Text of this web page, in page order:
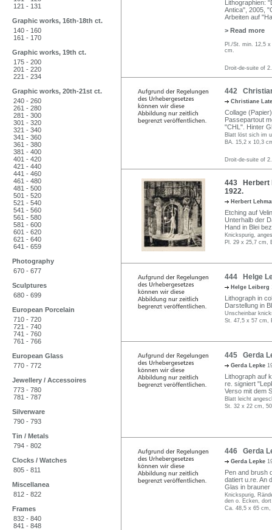
121 - 131
Graphic works, 16th-18th ct.
140 - 160
161 - 170
Graphic works, 19th ct.
175 - 200
201 - 220
221 - 234
Graphic works, 20th-21st ct.
240 - 260
261 - 280
281 - 300
301 - 320
321 - 340
341 - 360
361 - 380
381 - 400
401 - 420
421 - 440
441 - 460
461 - 480
481 - 500
501 - 520
521 - 540
541 - 560
561 - 580
581 - 600
601 - 620
621 - 640
641 - 659
Photography
670 - 677
Sculptures
680 - 699
European Porcelain
710 - 720
721 - 740
741 - 760
761 - 766
European Glass
770 - 772
Jewellery / Accessoires
773 - 780
781 - 787
Silverware
790 - 793
Tin / Metals
794 - 802
Clocks / Watches
805 - 811
Miscellanea
812 - 822
Frames
832 - 840
841 - 848
Lithographien:
Antica", 2005,
Arbeiten auf
> Read more
Pl./St. min. 12,5
cm.
Droit-de-suite of
442
Christiane
Collage
Passepartout
"CHL". Hinter
Blatt löst sich im
BA. 15,2 x 10,3
Droit-de-suite of
443 Herbert
1922.
Herbert
Etching auf
Unterhalb der
Hand in Blei
Knickspurig,
Pl. 29 x 25,7 cm,
444 Helge
Helge Leiberg
Lithograph in
Darstellung in
Unscheinbar
St. 47,5 x 57 cm,
445 Gerda
Gerda Lepke
Lithograph auf
re. signiert
Verso mit dem
Blatt leicht
St. 32 x 22 cm,
446 Gerda
Gerda Lepke
Pen and brush
datiert u.re. An
Glas in brauner
Knickspurig,
den o. Ecken,
Ca. 48,5 x 65